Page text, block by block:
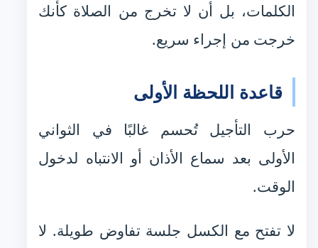
الكلمات، بل أن لا تخرج من الصلاة كأنك
خرجت من إجراء سريع.
قاعدة اللحظة الأولى
حرب التأجيل تُحسم غالبًا في الثواني
الأولى بعد سماع الأذان أو الانتباه لدخول
الوقت.
لا تفتح مع الكسل جلسة تفاوض طويلة. لا